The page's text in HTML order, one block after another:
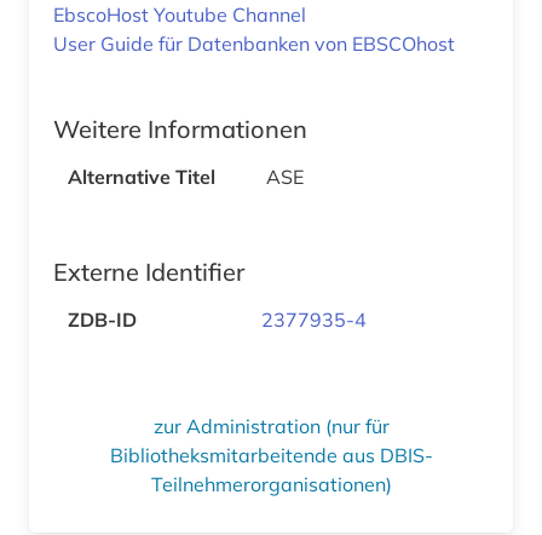
EbscoHost Youtube Channel
User Guide für Datenbanken von EBSCOhost
Weitere Informationen
Alternative Titel ASE
Externe Identifier
ZDB-ID 2377935-4
zur Administration (nur für
Bibliotheksmitarbeitende aus DBIS-
Teilnehmerorganisationen)